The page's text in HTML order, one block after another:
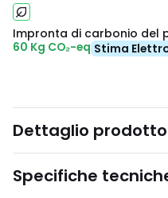
Impronta di carbonio del
60 Kg CO₂-eq Stima
Dettaglio prodotto
Specifiche